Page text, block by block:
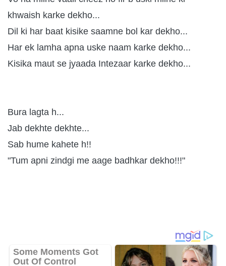
khwaish karke dekho...
Dil ki har baat kisike saamne bol kar dekho...
Har ek lamha apna uske naam karke dekho...
Kisika maut se jyaada Intezaar karke dekho...
Bura lagta h...
Jab dekhte dekhte...
Sab hume kahete h!!
"Tum apni zindgi me aage badhkar dekho!!!"